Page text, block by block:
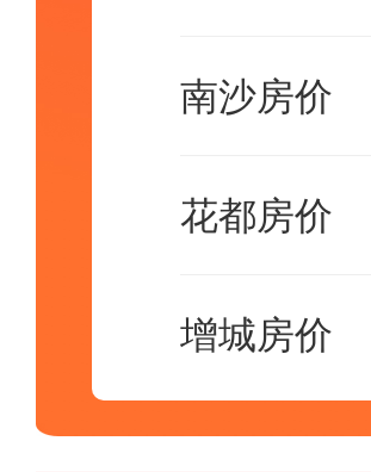
南沙房价
花都房价
增城房价